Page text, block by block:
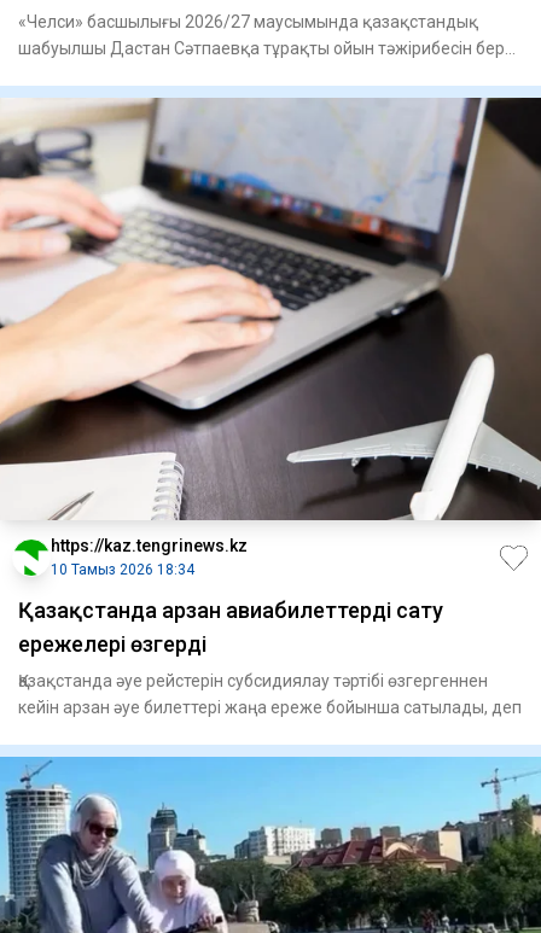
«Челси» басшылығы 2026/27 маусымында қазақстандық
шабуылшы Дастан Сәтпаевқа тұрақты ойын тәжірибесін беру
https://kaz.tengrinews.kz
10 Тамыз 2026 18:34
Қазақстанда арзан авиабилеттерді сату
ережелері өзгерді
Қазақстанда әуе рейстерін субсидиялау тәртібі өзгергеннен
кейін арзан әуе билеттері жаңа ереже бойынша сатылады, деп